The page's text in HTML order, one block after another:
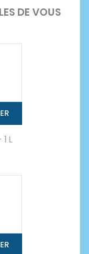
DE VOUS
L